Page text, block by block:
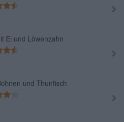
Ei und Löwenzahn
und Thunfisch